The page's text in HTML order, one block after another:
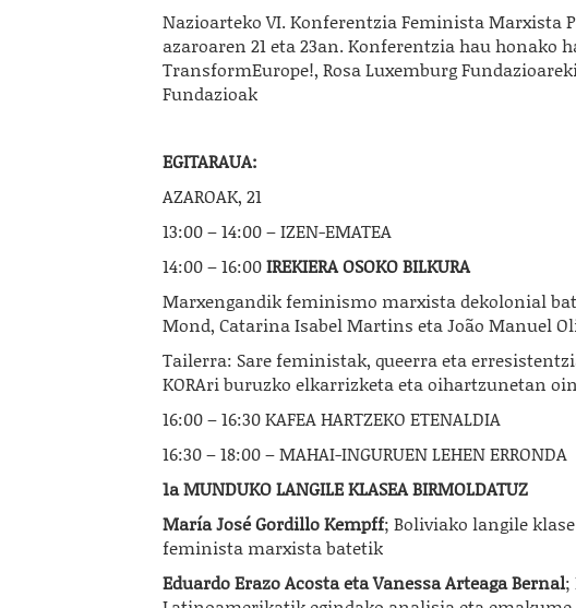
Nazioarteko VI. Konferentzia Feminista Marxista
azaroaren 21 eta 23an. Konferentzia hau
TransformEurope!, Rosa Luxemburg
Fundazioak
EGITARAUA:
AZAROAK, 21
13:00 – 14:00 – IZEN-EMATEA
14:00 – 16:00IREKIERA OSOKO BILKURA
Marxengandik feminismo marxista dekolonial
Mond, Catarina Isabel Martins eta João Manuel
Tailerra: Sare feministak, queerra eta
KORAri buruzko elkarrizketa eta oihartzunetan
16:00 – 16:30 KAFEA HARTZEKO ETENALDIA
16:30 – 18:00 – MAHAI-INGURUEN LEHEN ERRONDA
1a MUNDUKO LANGILE KLASEA BIRMOLDATUZ
María José Gordillo Kempff; Boliviako langile
feminista marxista batetik
Eduardo Erazo Acosta eta Vanessa Arteaga Bernal;